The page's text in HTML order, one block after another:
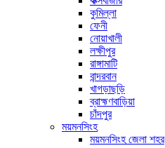
কুমিল্লা
ফেনী
নোয়াখালী
লক্ষীপুর
রাঙ্গামাটি
বান্দরবান
খাগড়াছড়ি
ব্রাহ্মণবাড়িয়া
চাঁদপুর
ময়মনসিংহ
ময়মনসিংহ জেলা শহর